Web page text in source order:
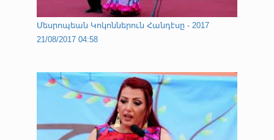
Մեսրոպեան Կոկոններուն Հանդէսը - 2017
21/08/2017 04:58